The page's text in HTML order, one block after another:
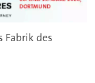
Fabrik des